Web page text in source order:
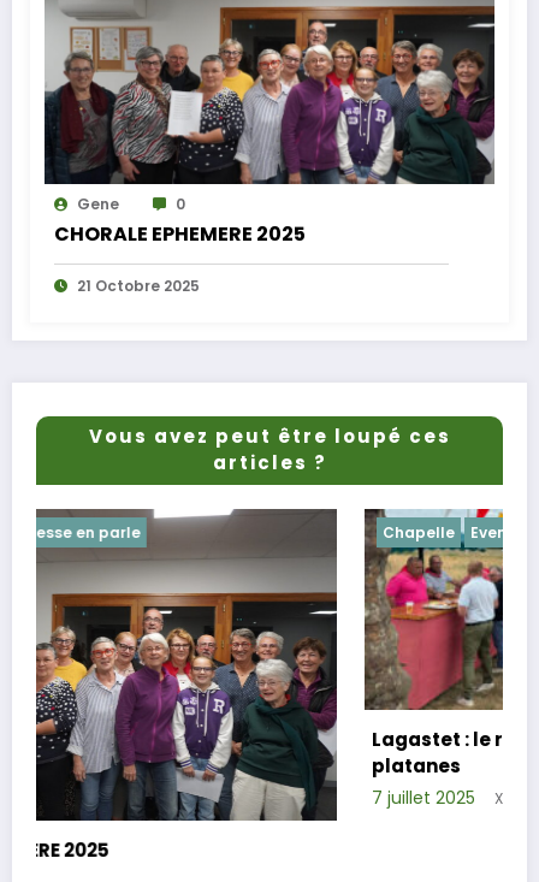
Gene 0
CHORALE EPHEMERE 2025
21 Octobre 2025
Vous avez peut être loupé ces
articles ?
Chapelle
Lagastet : le repas champêtre réussi
platanes
7 juillet 2025 Xavier D.